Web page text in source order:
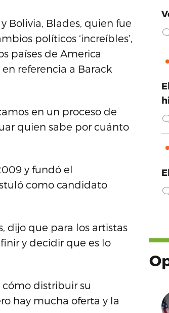
Bolivia, Blades, quien fue
políticos ‘increíbles’,
países de America
referencia a Barack
en un proceso de
quien sabe por cuánto
y fundó el
como candidato
dijo que para los artistas
y decidir que es lo
cómo distribuir su
hay mucha oferta y la